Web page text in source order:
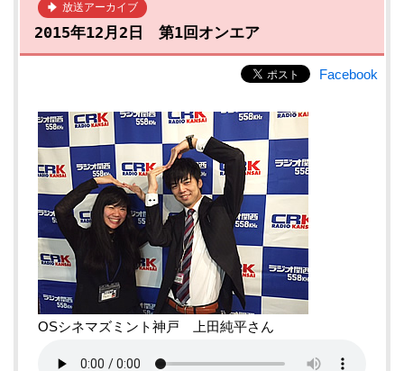
放送アーカイブ
2015年12月2日 第1回オンエア
Facebook
OSシネマズミント神戸 上田純平さん